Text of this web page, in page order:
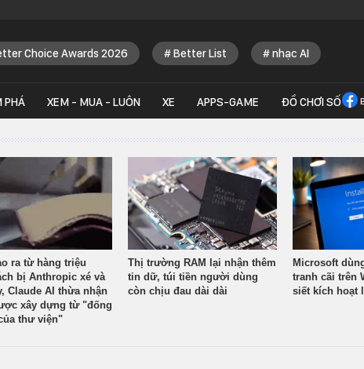
Choice Awards 2026 Better List nhạc AI
PHÁ XEM - MUA - LUÔN XE APPS-GAME ĐỒ CHƠI SỐ
ra từ hàng triệu
bị Anthropic xé và
Claude AI thừa nhận
xây dựng từ "đống
thư viện"
Thị trường RAM lại nhận thêm
tin dữ, túi tiền người dùng
còn chịu đau dài dài
Microsoft
tranh cãi trên
siết kích hoạt